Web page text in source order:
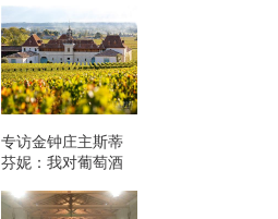
专访金钟庄主斯蒂
芬妮：我对葡萄酒
简单